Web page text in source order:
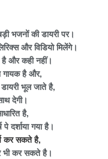
भजनों की डायरी पर।
और विडियो मिलेंगे।
और कही नहीं।
है और,
भूल जाते है,
देगी।
है,
दर्शाया गया है।
कर सकते है,
कर सकते है।